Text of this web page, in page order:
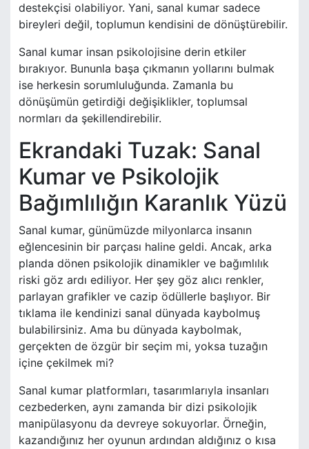
destekçisi olabiliyor. Yani, sanal kumar sadece
bireyleri değil, toplumun kendisini de dönüştürebilir.
Sanal kumar insan psikolojisine derin etkiler
bırakıyor. Bununla başa çıkmanın yollarını bulmak
ise herkesin sorumluluğunda. Zamanla bu
dönüşümün getirdiği değişiklikler, toplumsal
normları da şekillendirebilir.
Ekrandaki Tuzak: Sanal
Kumar ve Psikolojik
Bağımlılığın Karanlık Yüzü
Sanal kumar, günümüzde milyonlarca insanın
eğlencesinin bir parçası haline geldi. Ancak, arka
planda dönen psikolojik dinamikler ve bağımlılık
riski göz ardı ediliyor. Her şey göz alıcı renkler,
parlayan grafikler ve cazip ödüllerle başlıyor. Bir
tıklama ile kendinizi sanal dünyada kaybolmuş
bulabilirsiniz. Ama bu dünyada kaybolmak,
gerçekten de özgür bir seçim mi, yoksa tuzağın
içine çekilmek mi?
Sanal kumar platformları, tasarımlarıyla insanları
cezbederken, aynı zamanda bir dizi psikolojik
manipülasyonu da devreye sokuyorlar. Örneğin,
kazandığınız her oyunun ardından aldığınız o kısa